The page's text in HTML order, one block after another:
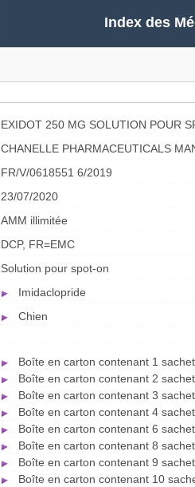
Index des
EXIDOT 250 MG SOLUTION POUR
CHANELLE PHARMACEUTICALS
FR/V/0618551 6/2019
23/07/2020
AMM illimitée
DCP, FR=EMC
Solution pour spot-on
Imidaclopride
Chien
Boîte en carton contenant 1
Boîte en carton contenant 2
Boîte en carton contenant 3
Boîte en carton contenant 4
Boîte en carton contenant 6
Boîte en carton contenant 8
Boîte en carton contenant 9
Boîte en carton contenant 10